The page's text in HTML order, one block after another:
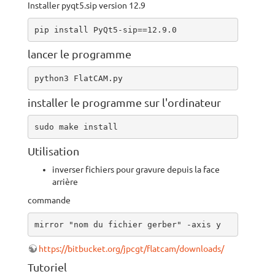
Installer pyqt5.sip version 12.9
pip install PyQt5-sip==12.9.0
lancer le programme
python3 FlatCAM.py
installer le programme sur l'ordinateur
sudo make install
Utilisation
inverser fichiers pour gravure depuis la face
arrière
commande
mirror "nom du fichier gerber" -axis y
https://bitbucket.org/jpcgt/flatcam/downloads/
Tutoriel